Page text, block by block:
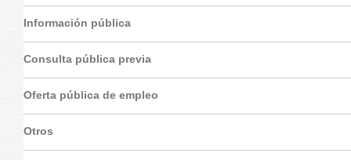
Información pública
Consulta pública previa
Oferta pública de empleo
Otros